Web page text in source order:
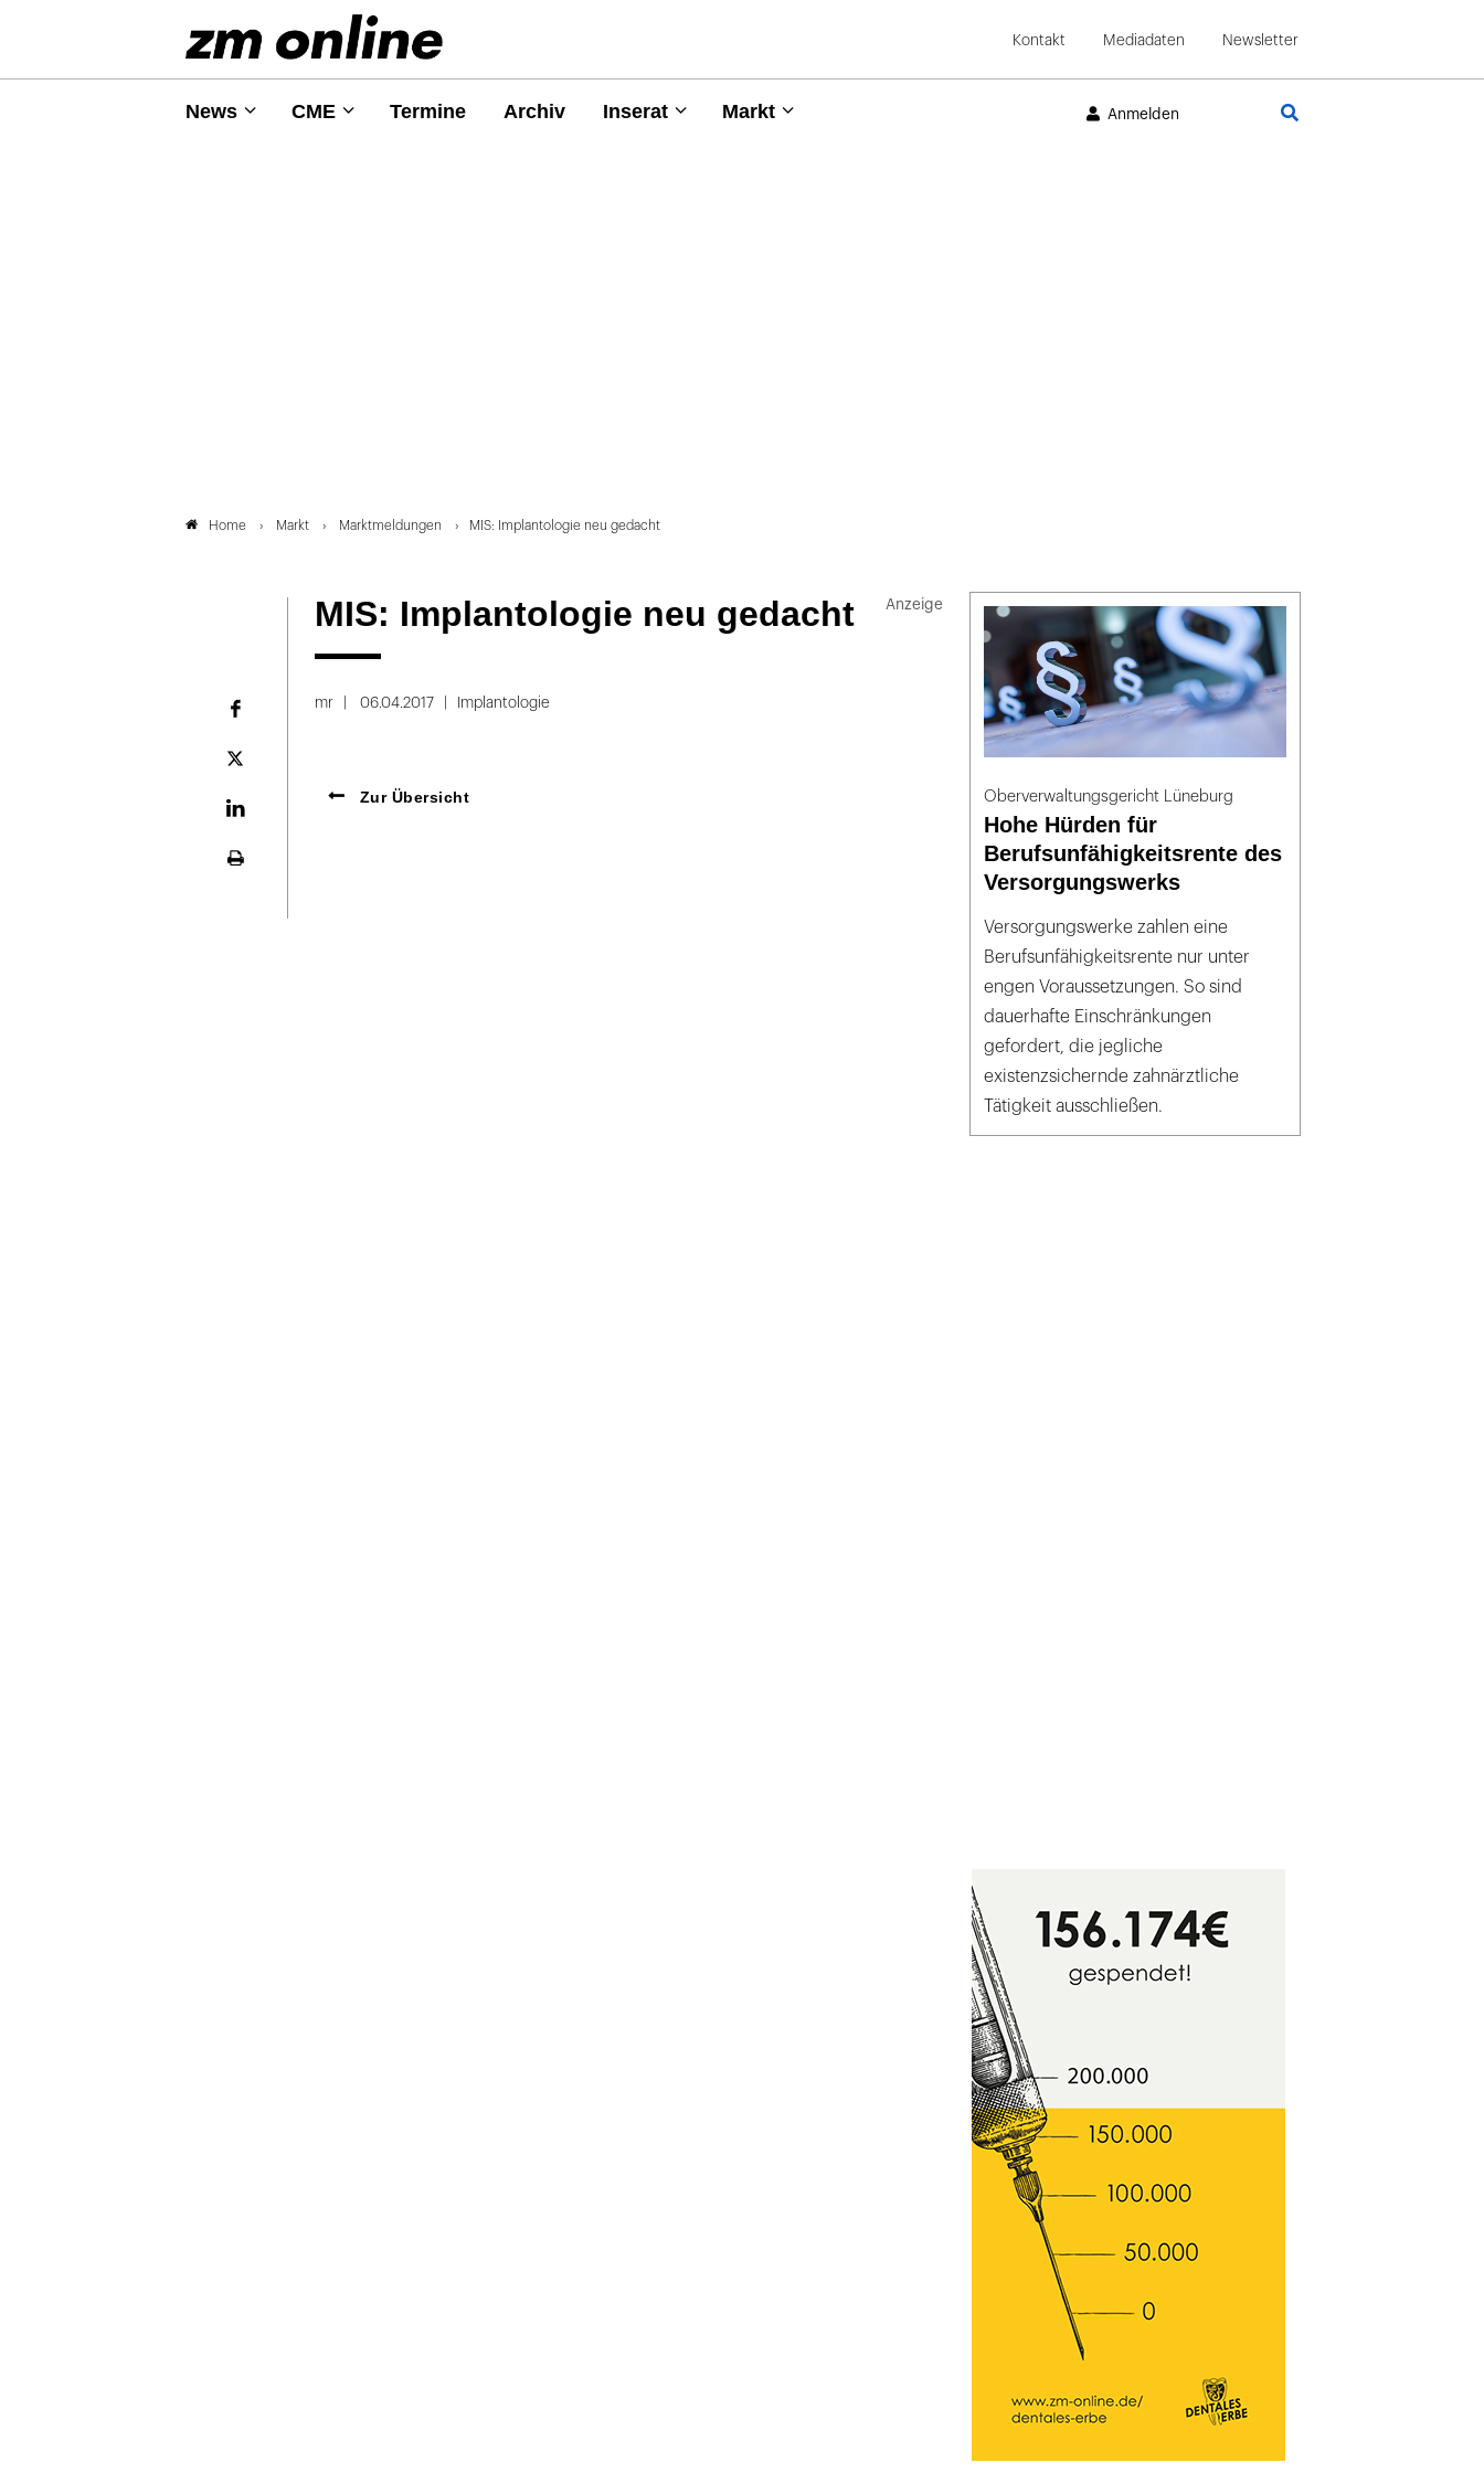
Kontakt Mediadaten Newsletter
News CME Termine Archiv Inserat Markt Anmelden
Home Markt Marktmeldungen MIS: Implantologie neu gedacht
MIS: Implantologie neu gedacht
Plattform
mr 06.04.2017 Implantologie
Zur Übersicht Oberverwaltungsgericht Lüneburg
Hohe Hürden für
Berufsunfähigkeitsrente des
Versorgungswerks
Versorgungswerke zahlen eine
Berufsunfähigkeitsrente nur unter
engen Voraussetzungen. So sind
dauerhafte Einschränkungen
gefordert, die jegliche
existenzsichernde zahnärztliche
Tätigkeit ausschließen.